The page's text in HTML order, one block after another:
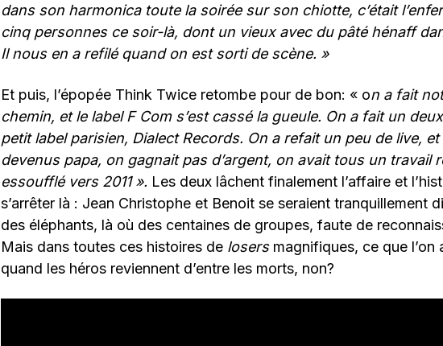
dans son harmonica toute la soirée sur son chiotte, c’était
cinq personnes ce soir-là, dont un vieux avec du pâté hénaff
Il nous en a refilé quand on est sorti de scène. »
Et puis, l’épopée Think Twice retombe pour de bon: « on a fait
chemin, et le label F Com s’est cassé la gueule. On a fait un
petit label parisien, Dialect Records. On a refait un peu de live,
devenus papa, on gagnait pas d’argent, on avait tous un travail
essoufflé vers 2011 ». Les deux lâchent finalement l’affaire et
s’arrêter là : Jean Christophe et Benoit se seraient tranquillement
des éléphants, là où des centaines de groupes, faute de
Mais dans toutes ces histoires de losersmagnifiques, ce que l’on
quand les héros reviennent d’entre les morts, non?